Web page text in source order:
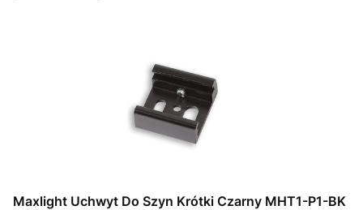
Maxlight Uchwyt Do Szyn Krótki Czarny MHT1-P1-BK